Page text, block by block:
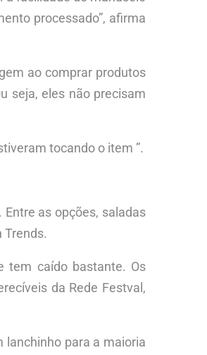
processado”, afirma
ao comprar produtos
seja, eles não precisam
tocando o item ”.
as opções, saladas
Trends.
tem caído bastante. Os
da Rede Festval,
lanchinho para a maioria